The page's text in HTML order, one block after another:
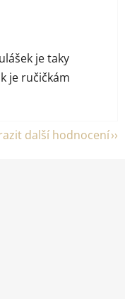
je taky
je ručičkám
další hodnocení